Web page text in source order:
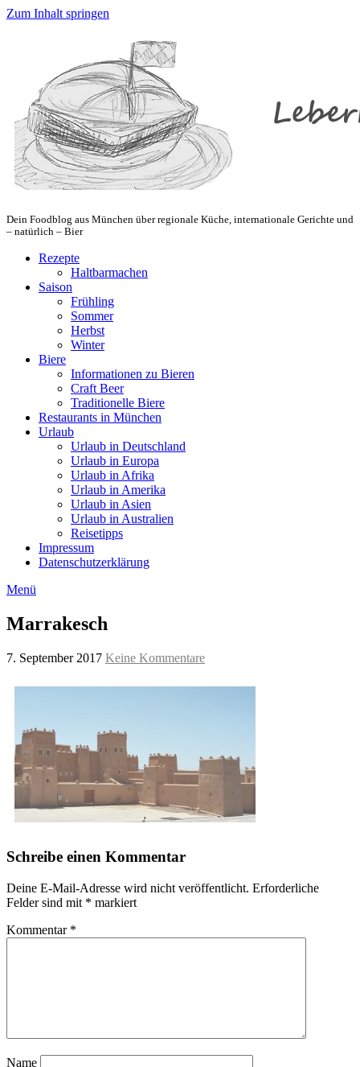
Zum Inhalt springen
Dein Foodblog aus München über regionale Küche, internationale Gerichte und
– natürlich – Bier
Rezepte
Haltbarmachen
Saison
Frühling
Sommer
Herbst
Winter
Biere
Informationen zu Bieren
Craft Beer
Traditionelle Biere
Restaurants in München
Urlaub
Urlaub in Deutschland
Urlaub in Europa
Urlaub in Afrika
Urlaub in Amerika
Urlaub in Asien
Urlaub in Australien
Reisetipps
Impressum
Datenschutzerklärung
Menü
Marrakesch
7. September 2017 Keine Kommentare
Schreibe einen Kommentar
Deine E-Mail-Adresse wird nicht veröffentlicht. Erforderliche
Felder sind mit * markiert
Kommentar *
Name